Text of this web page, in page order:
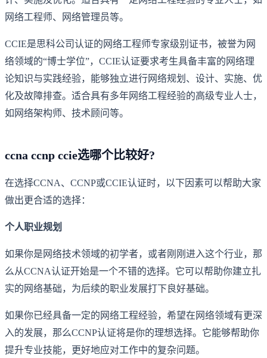
网络工程师、网络管理员等。
CCIE是思科公司认证的网络工程师专家级别证书，被誉为网
络领域的“博士学位”，CCIE认证要求考生具备丰富的网络理
论知识与实践经验，能够独立进行网络规划、设计、实施、优
化及故障排查。适合具有多年网络工程经验的高级专业人士，
如网络架构师、技术顾问等。
ccna ccnp ccie选哪个比较好?
在选择CCNA、CCNP或CCIE认证时，以下因素可以帮助大家
做出更合适的选择：
个人职业规划
如果你是网络技术领域的初学者，或者刚刚进入这个行业，那
么从CCNA认证开始是一个不错的选择。它可以帮助你建立扎
实的网络基础，为后续的职业发展打下良好基础。
如果你已经具备一定的网络工程经验，希望在网络领域有更深
入的发展，那么CCNP认证将是你的理想选择。它能够帮助你
提升专业技能，更好地应对工作中的复杂问题。